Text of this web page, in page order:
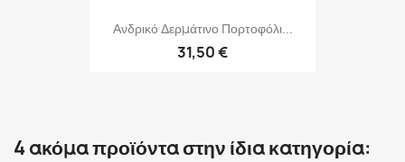
Ανδρικό Δερμάτινο Πορτοφόλι...
31,50 €
4 ακόμα προϊόντα στην ίδια κατηγορία: